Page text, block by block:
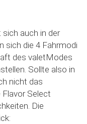
sich auch in der
sich die 4 Fahrmodi
des valetModes
Sollte also in
nicht das
Flavor Select
Die